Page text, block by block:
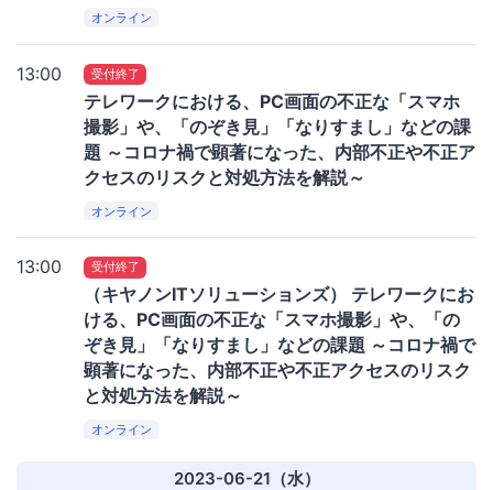
オンライン
13:00 受付終了
テレワークにおける、PC画面の不正な「スマホ
撮影」や、「のぞき見」「なりすまし」などの課
題 ～コロナ禍で顕著になった、内部不正や不正ア
クセスのリスクと対処方法を解説～
オンライン
13:00 受付終了
（キヤノンITソリューションズ） テレワークにお
ける、PC画面の不正な「スマホ撮影」や、「の
ぞき見」「なりすまし」などの課題 ～コロナ禍で
顕著になった、内部不正や不正アクセスのリスク
と対処方法を解説～
オンライン
2023-06-21（水）